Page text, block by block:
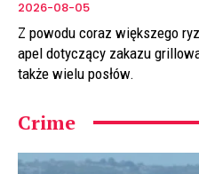
2026-08-05
Z powodu coraz większego
apel dotyczący zakazu
także wielu posłów.
Crime